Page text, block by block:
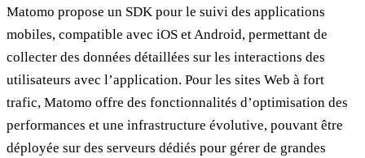
Matomo propose un SDK pour le suivi des applications
mobiles, compatible avec iOS et Android, permettant de
collecter des données détaillées sur les interactions des
utilisateurs avec l’application. Pour les sites Web à fort
trafic, Matomo offre des fonctionnalités d’optimisation des
performances et une infrastructure évolutive, pouvant être
déployée sur des serveurs dédiés pour gérer de grandes